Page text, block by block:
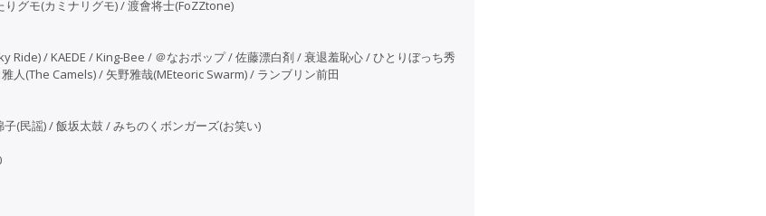
グモ(カミナリグモ) / 渡會将士(FoZZtone)
Ride) / KAEDE / King-Bee / ＠なおポップ / 佐藤漂白剤 / 衰退羞恥心 / ひとりぼっち秀
雅人(The Camels) / 矢野雅哉(MEteoric Swarm) / ランブリン前田
(民謡) / 飯坂太鼓 / みちのくボンガーズ(お笑い)